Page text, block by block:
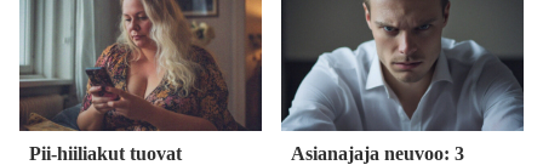
Pii-hiiliakut tuovat
Asianajaja neuvoo: 3